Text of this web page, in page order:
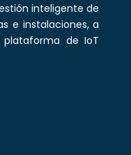
inteligente de
e instalaciones, a
de IoT